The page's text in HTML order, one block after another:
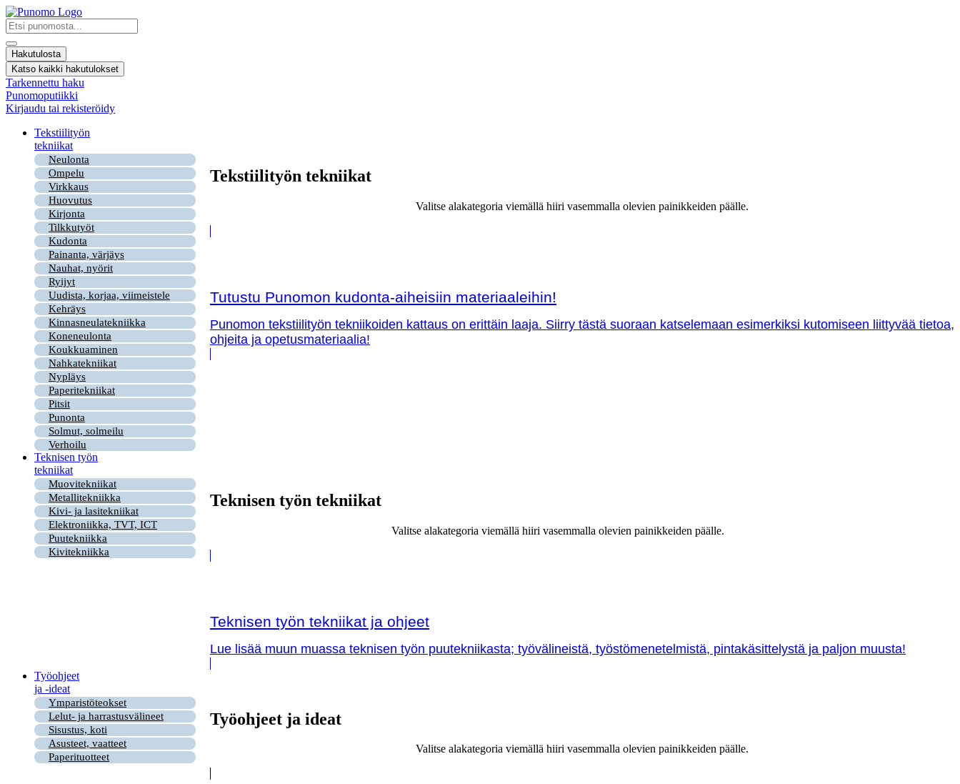
Mene
sisältöön
Search
...
Hakutulosta
Katso kaikki hakutulokset
Tarkennettu haku
Punomoputiikki
Kirjaudu tai rekisteröidy
Tekstiilityön
tekniikat
Neulonta
Ompelu
Virkkaus
Huovutus
Kirjonta
Tilkkutyöt
Kudonta
Painanta, värjäys
Nauhat, nyörit
Ryijyt
Uudista, korjaa, viimeistele
Kehräys
Kinnasneulatekniikka
Koneneulonta
Koukkuaminen
Nahkatekniikat
Nypläys
Paperitekniikat
Pitsit
Punonta
Solmut, solmeilu
Verhoilu
Tekstiilityön tekniikat
Valitse alakategoria viemällä hiiri vasemmalla olevien painikkeiden päälle.
Tutustu Punomon kudonta-aiheisiin materiaaleihin!
Punomon tekstiilityön tekniikoiden kattaus on erittäin laaja. Siirry tästä suoraan katselemaan esimerkiksi kutomiseen liittyvää tietoa,
ohjeita ja opetusmateriaalia!
Teknisen työn
tekniikat
Muovitekniikat
Metallitekniikka
Kivi- ja lasitekniikat
Elektroniikka, TVT, ICT
Puutekniikka
Kivitekniikka
Teknisen työn tekniikat
Valitse alakategoria viemällä hiiri vasemmalla olevien painikkeiden päälle.
Teknisen työn tekniikat ja ohjeet
Lue lisää muun muassa teknisen työn puutekniikasta; työvälineistä, työstömenetelmistä, pintakäsittelystä ja paljon muusta!
Työohjeet
ja -ideat
Ymparistöteokset
Lelut- ja harrastusvälineet
Sisustus, koti
Asusteet, vaatteet
Paperituotteet
Työohjeet ja ideat
Valitse alakategoria viemällä hiiri vasemmalla olevien painikkeiden päälle.